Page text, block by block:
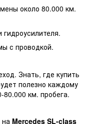
около 80.000 км.
с проводкой.
Знать, где купить
полезно каждому
км. пробега.
на Mercedes SL-class